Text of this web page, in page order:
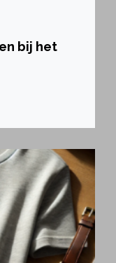
bij het